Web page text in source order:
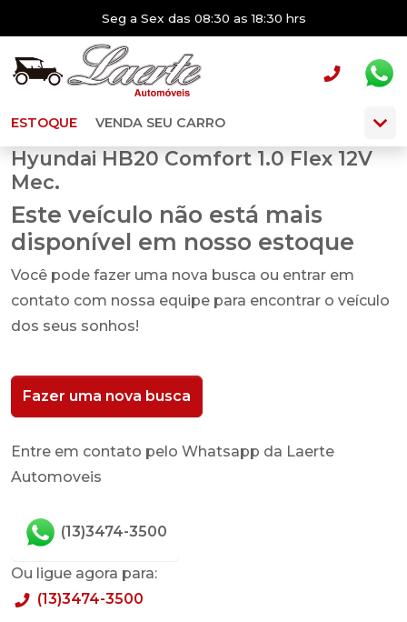
Seg a Sex das 08:30 as 18:30 hrs
ESTOQUE VENDA SEU CARRO
Hyundai HB20 Comfort 1.0 Flex 12V
Mec.
Este veículo não está mais
disponível em nosso estoque
Você pode fazer uma nova busca ou entrar em
contato com nossa equipe para encontrar o veículo
dos seus sonhos!
Fazer uma nova busca
Entre em contato pelo Whatsapp da Laerte
Automoveis
(13)3474-3500
Ou ligue agora para:
(13)3474-3500